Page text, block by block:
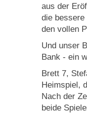
aus der
die bessere
den vollen
Und unser
Bank - ein
Brett 7,
Heimspiel,
Nach der
beide